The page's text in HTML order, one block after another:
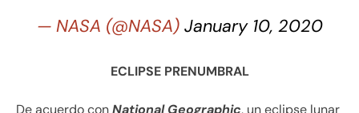
— NASA (@NASA) January 10, 2020
ECLIPSE PRENUMBRAL
De acuerdo conNational Geographic, un eclipse lunar